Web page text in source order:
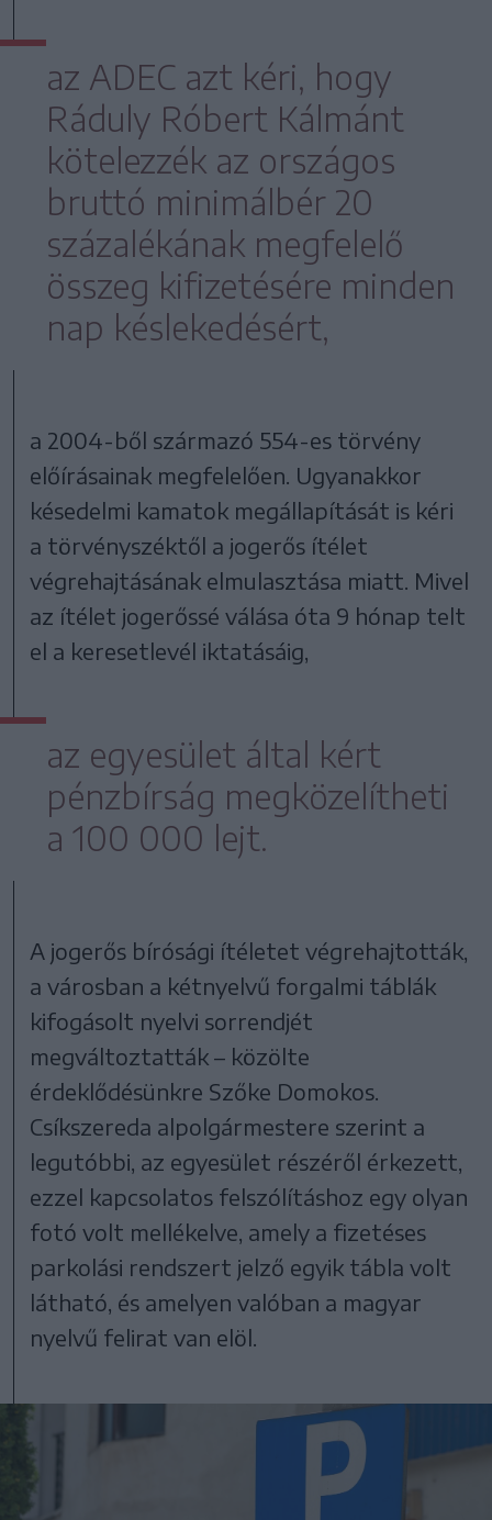
az ADEC azt kéri, hogy
Ráduly Róbert Kálmánt
kötelezzék az országos
bruttó minimálbér 20
százalékának megfelelő
összeg kifizetésére minden
nap késlekedésért,
a 2004-ből származó 554-es törvény
előírásainak megfelelően. Ugyanakkor
késedelmi kamatok megállapítását is kéri
a törvényszéktől a jogerős ítélet
végrehajtásának elmulasztása miatt. Mivel
az ítélet jogerőssé válása óta 9 hónap telt
el a keresetlevél iktatásáig,
az egyesület által kért
pénzbírság megközelítheti
a 100 000 lejt.
A jogerős bírósági ítéletet végrehajtották,
a városban a kétnyelvű forgalmi táblák
kifogásolt nyelvi sorrendjét
megváltoztatták – közölte
érdeklődésünkre Szőke Domokos.
Csíkszereda alpolgármestere szerint a
legutóbbi, az egyesület részéről érkezett,
ezzel kapcsolatos felszólításhoz egy olyan
fotó volt mellékelve, amely a fizetéses
parkolási rendszert jelző egyik tábla volt
látható, és amelyen valóban a magyar
nyelvű felirat van elöl.